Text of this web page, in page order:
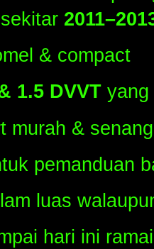
& compact
1.5 DVVT yang
murah &
pemanduan
luas
hari ini